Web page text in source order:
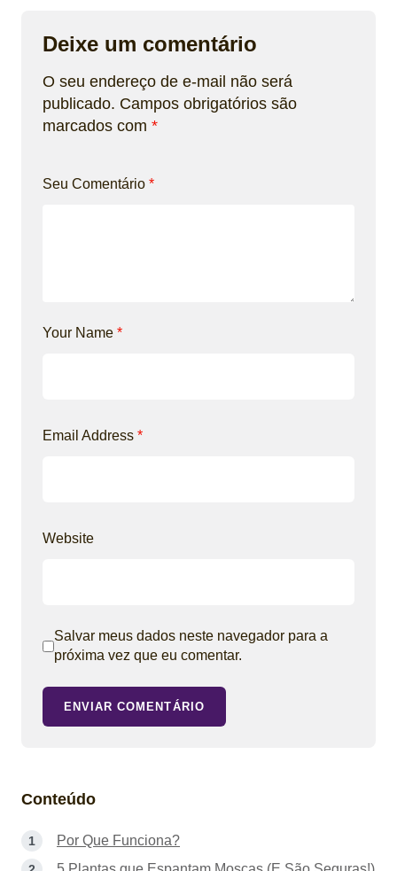
Deixe um comentário
O seu endereço de e-mail não será
publicado. Campos obrigatórios são
marcados com *
Seu Comentário *
Your Name *
Email Address *
Website
Salvar meus dados neste navegador para a
próxima vez que eu comentar.
ENVIAR COMENTÁRIO
Conteúdo
Por Que Funciona?